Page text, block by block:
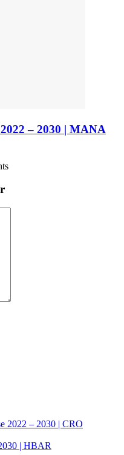
– 2030 | MANA
2022 – 2030 | CRO
| HBAR